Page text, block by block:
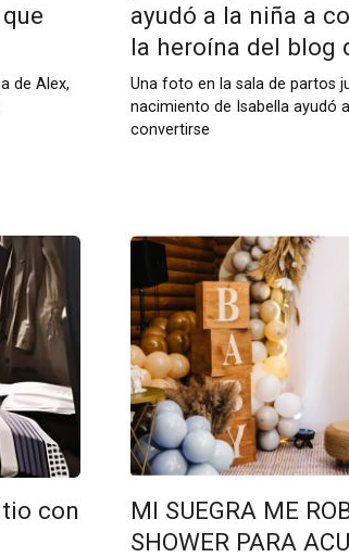
de Alex,
ayudó a la niña a
la heroína del blog
Una foto en la sala de partos
nacimiento de Isabella ayudó
convertirse
con
MI SUEGRA ME
SHOWER PARA